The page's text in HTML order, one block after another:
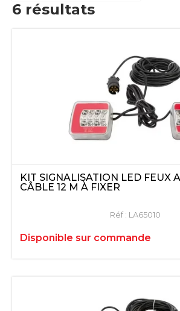
6 résultats
KIT SIGNALISATION LED FEUX
CÂBLE 12 M À FIXER
Réf : LA65010
Disponible sur commande